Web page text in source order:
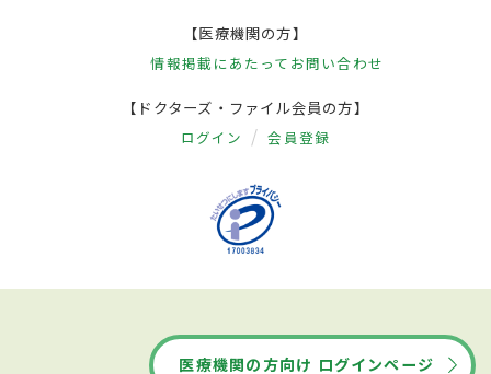
【医療機関の方】
情報掲載にあたって お問い合わせ
【ドクターズ・ファイル会員の方】
ログイン 会員登録
医療機関の方向け ログインページ